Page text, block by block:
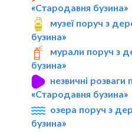
«Стародавня бузина»
музеї поруч з
бузина»
мурали поруч з
бузина»
незвичні
«Стародавня бузина»
озера поруч з
бузина»